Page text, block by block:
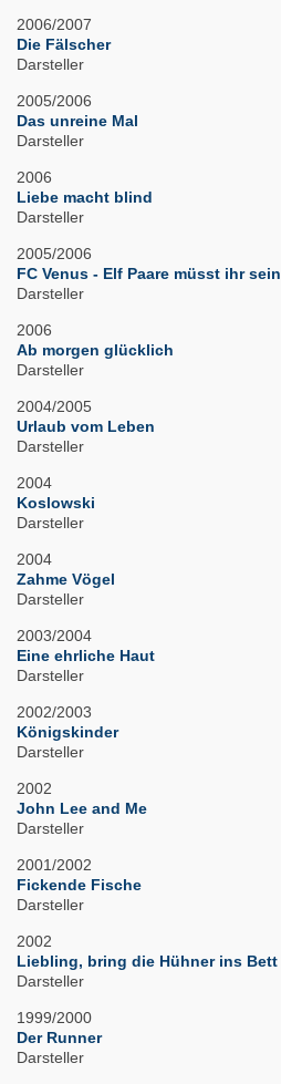
2006/2007
Die Fälscher
Darsteller
2005/2006
Das unreine Mal
Darsteller
2006
Liebe macht blind
Darsteller
2005/2006
FC Venus - Elf Paare müsst ihr sein
Darsteller
2006
Ab morgen glücklich
Darsteller
2004/2005
Urlaub vom Leben
Darsteller
2004
Koslowski
Darsteller
2004
Zahme Vögel
Darsteller
2003/2004
Eine ehrliche Haut
Darsteller
2002/2003
Königskinder
Darsteller
2002
John Lee and Me
Darsteller
2001/2002
Fickende Fische
Darsteller
2002
Liebling, bring die Hühner ins Bett
Darsteller
1999/2000
Der Runner
Darsteller